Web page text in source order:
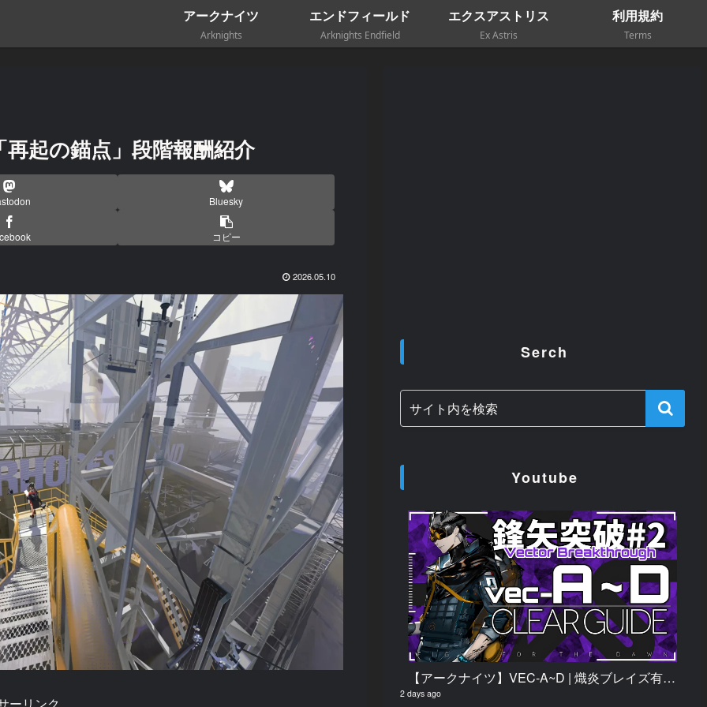
アークナイツ
Arknights
エンドフィールド
Arknights Endfield
エクスアストリス
Ex Astris
利用規約
Terms
起の錨点」段階報酬紹介
Bluesky
コピー
2026.05.10
ーリンク
Serch
Youtube
【アークナイツ】VEC-A~D | 熾炎ブレイズ有り/無し | 楽して クリア例【鋒矢突破#2】
2 days ago